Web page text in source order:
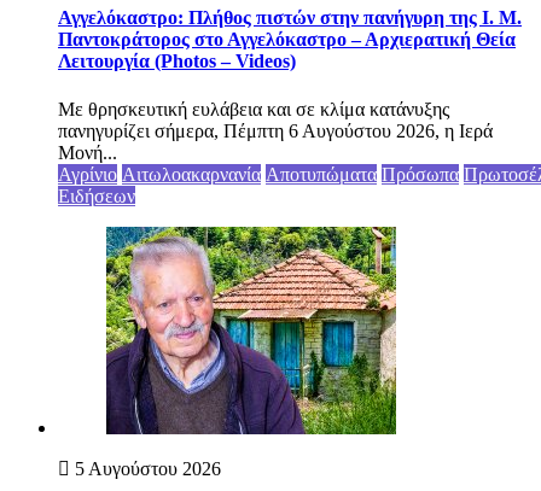
Αγγελόκαστρο: Πλήθος πιστών στην πανήγυρη της Ι. Μ.
Παντοκράτορος στο Αγγελόκαστρο – Αρχιερατική Θεία
Λειτουργία (Photos – Videos)
Με θρησκευτική ευλάβεια και σε κλίμα κατάνυξης
πανηγυρίζει σήμερα, Πέμπτη 6 Αυγούστου 2026, η Ιερά
Μονή...
Αγρίνιο Αιτωλοακαρνανία Αποτυπώματα Πρόσωπα
Ειδήσεων
5 Αυγούστου 2026